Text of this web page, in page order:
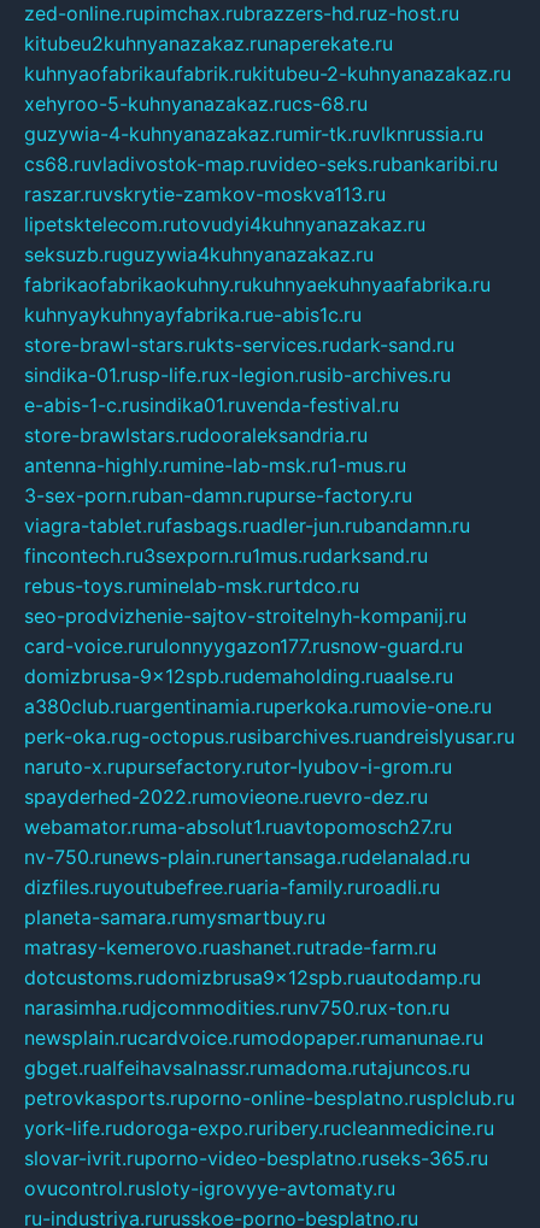
zed-online.rupimchax.rubrazzers-hd.ruz-host.ru
kitubeu2kuhnyanazakaz.runaperekate.ru
kuhnyaofabrikaufabrik.rukitubeu-2-kuhnyanazakaz.ru
xehyroo-5-kuhnyanazakaz.rucs-68.ru
guzywia-4-kuhnyanazakaz.rumir-tk.ruvlknrussia.ru
cs68.ruvladivostok-map.ruvideo-seks.rubankaribi.ru
raszar.ruvskrytie-zamkov-moskva113.ru
lipetsktelecom.rutovudyi4kuhnyanazakaz.ru
seksuzb.ruguzywia4kuhnyanazakaz.ru
fabrikaofabrikaokuhny.rukuhnyaekuhnyaafabrika.ru
kuhnyaykuhnyayfabrika.rue-abis1c.ru
store-brawl-stars.rukts-services.rudark-sand.ru
sindika-01.rusp-life.rux-legion.rusib-archives.ru
e-abis-1-c.rusindika01.ruvenda-festival.ru
store-brawlstars.rudooraleksandria.ru
antenna-highly.rumine-lab-msk.ru1-mus.ru
3-sex-porn.ruban-damn.rupurse-factory.ru
viagra-tablet.rufasbags.ruadler-jun.rubandamn.ru
fincontech.ru3sexporn.ru1mus.rudarksand.ru
rebus-toys.ruminelab-msk.rurtdco.ru
seo-prodvizhenie-sajtov-stroitelnyh-kompanij.ru
card-voice.rurulonnyygazon177.rusnow-guard.ru
domizbrusa-9x12spb.rudemaholding.ruaalse.ru
a380club.ruargentinamia.ruperkoka.rumovie-one.ru
perk-oka.rug-octopus.rusibarchives.ruandreislyusar.ru
naruto-x.rupursefactory.rutor-lyubov-i-grom.ru
spayderhed-2022.rumovieone.ruevro-dez.ru
webamator.ruma-absolut1.ruavtopomosch27.ru
nv-750.runews-plain.runertansaga.rudelanalad.ru
dizfiles.ruyoutubefree.ruaria-family.ruroadli.ru
planeta-samara.rumysmartbuy.ru
matrasy-kemerovo.ruashanet.rutrade-farm.ru
dotcustoms.rudomizbrusa9x12spb.ruautodamp.ru
narasimha.rudjcommodities.runv750.rux-ton.ru
newsplain.rucardvoice.rumodopaper.rumanunae.ru
gbget.rualfeihavsalnassr.rumadoma.rutajuncos.ru
petrovkasports.ruporno-online-besplatno.rusplclub.ru
york-life.rudoroga-expo.ruribery.rucleanmedicine.ru
slovar-ivrit.ruporno-video-besplatno.ruseks-365.ru
ovucontrol.rusloty-igrovyye-avtomaty.ru
ru-industriya.rurusskoe-porno-besplatno.ru